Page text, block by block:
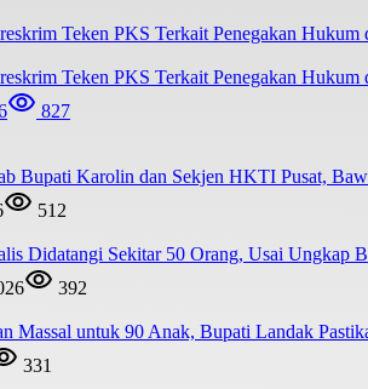
Teken PKS Terkait Penegakan Hukum
827
Bupati Karolin dan Sekjen HKTI Pusat,
512
Didatangi Sekitar 50 Orang, Usai Ungkap
392
Massal untuk 90 Anak, Bupati Landak
331